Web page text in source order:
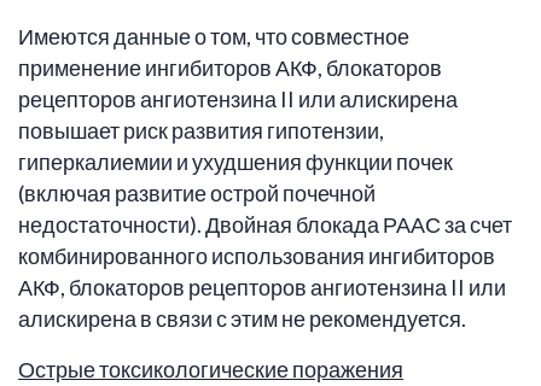
Имеются данные о том, что совместное
применение ингибиторов АКФ, блокаторов
рецепторов ангиотензина II или алискирена
повышает риск развития гипотензии,
гиперкалиемии и ухудшения функции почек
(включая развитие острой почечной
недостаточности). Двойная блокада РААС за счет
комбинированного использования ингибиторов
АКФ, блокаторов рецепторов ангиотензина II или
алискирена в связи с этим не рекомендуется.
Острые токсикологические поражения